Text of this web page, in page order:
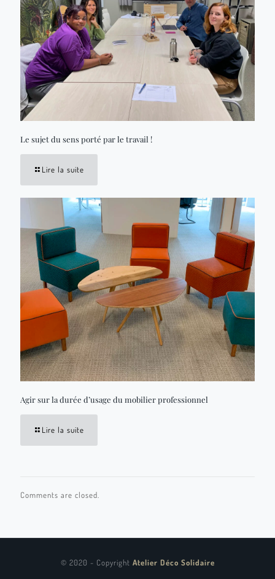
Le sujet du sens porté par le travail !
Lire la suite
Agir sur la durée d’usage du mobilier professionnel
Lire la suite
Comments are closed.
© 2020 - Copyright Atelier Déco Solidaire